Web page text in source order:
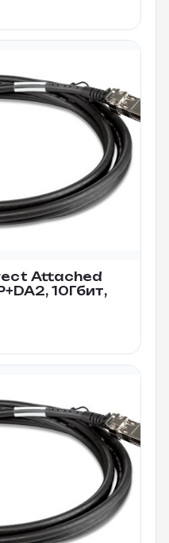
Attached
10Гбит,